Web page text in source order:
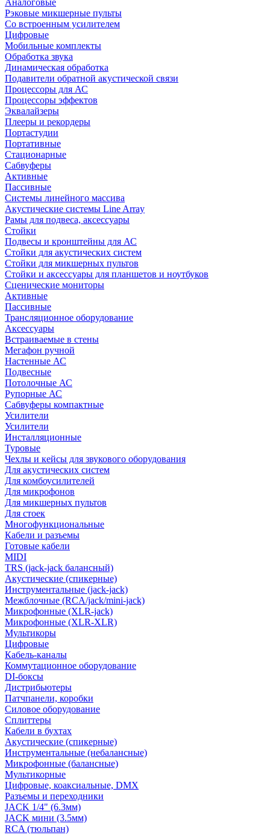
Аналоговые
Рэковые микшерные пульты
Со встроенным усилителем
Цифровые
Мобильные комплекты
Обработка звука
Динамическая обработка
Подавители обратной акустической связи
Процессоры для АС
Процессоры эффектов
Эквалайзеры
Плееры и рекордеры
Портастудии
Портативные
Стационарные
Сабвуферы
Активные
Пассивные
Системы линейного массива
Акустические системы Line Array
Рамы для подвеса, аксессуары
Стойки
Подвесы и кронштейны для АС
Стойки для акустических систем
Стойки для микшерных пультов
Стойки и аксессуары для планшетов и ноутбуков
Сценические мониторы
Активные
Пассивные
Трансляционное оборудование
Аксессуары
Встраиваемые в стены
Мегафон ручной
Настенные АС
Подвесные
Потолочные АС
Рупорные АС
Сабвуферы компактные
Усилители
Усилители
Инсталляционные
Туровые
Чехлы и кейсы для звукового оборудования
Для акустических систем
Для комбоусилителей
Для микрофонов
Для микшерных пультов
Для стоек
Многофункциональные
Кабели и разъемы
Готовые кабели
MIDI
TRS (jack-jack балансный)
Акустические (спикерные)
Инструментальные (jack-jack)
Межблочные (RCA/jack/mini-jack)
Микрофонные (XLR-jack)
Микрофонные (XLR-XLR)
Мультикоры
Цифровые
Кабель-каналы
Коммутационное оборудование
DI-боксы
Дистрибьютеры
Патчпанели, коробки
Силовое оборудование
Сплиттеры
Кабели в бухтах
Акустические (спикерные)
Инструментальные (небалансные)
Микрофонные (балансные)
Мультикорные
Цифровые, коаксиальные, DMX
Разъемы и переходники
JACK 1/4" (6.3мм)
JACK мини (3.5мм)
RCA (тюльпан)